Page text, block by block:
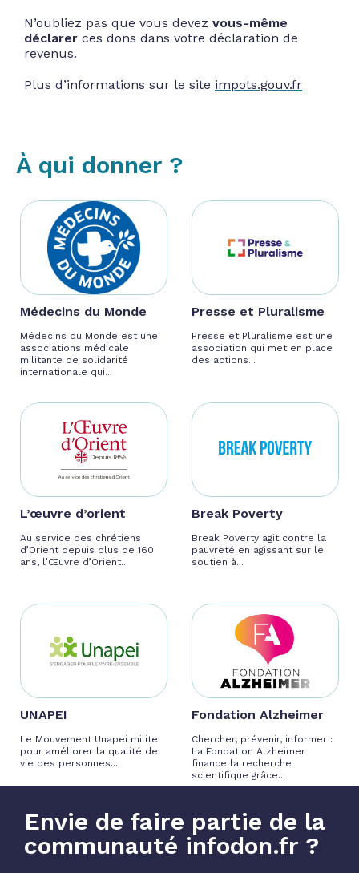
N’oubliez pas que vous devez vous-même
déclarer ces dons dans votre déclaration de
revenus.
Plus d’informations sur le site impots.gouv.fr
À qui donner ?
Médecins du Monde
Médecins du Monde est une
associations médicale
militante de solidarité
internationale qui...
Presse et Pluralisme
Presse et Pluralisme est une
association qui met en place
des actions...
L’œuvre d’orient
Au service des chrétiens
d’Orient depuis plus de 160
ans, l’Œuvre d’Orient...
Break Poverty
Break Poverty agit contre la
pauvreté en agissant sur le
soutien à...
UNAPEI
Le Mouvement Unapei milite
pour améliorer la qualité de
vie des personnes...
Fondation Alzheimer
Chercher, prévenir, informer :
La Fondation Alzheimer
finance la recherche
scientifique grâce...
Envie de faire partie de la
communauté infodon.fr ?